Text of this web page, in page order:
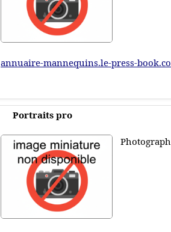
annuaire-mannequins.le-press-
Portraits pro